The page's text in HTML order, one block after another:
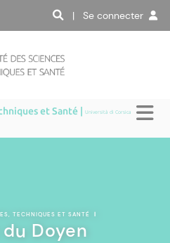
| Se connecter
et Santé |Università di Corsica
TECHNIQUES ET SANTÉ |
Doyen